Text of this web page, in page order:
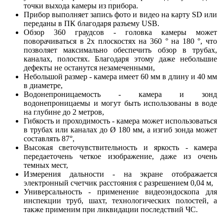
точки выхода камеры из прибора.
Прибор выполняет запись фото и видео на карту SD или
переданы в ПК благодаря разъему USB.
Обзор 360 граудсов - головка камеры может
поворачиваться в 2х плоскостях на 360 ° на 180 °, что
позволяет максимально обеспечить обзор в трубах,
каналах, полостях. Благодаря этому даже небольшие
дефекты не останутся незамеченными,
Небольшой размер - камера имеет 60 мм в длину и 40 мм
в диаметре,
Водонепроницаемость - камера и зонд
водонепроницаемы и могут быть использованы в воде
на глубине до 2 метров,
Гибкость и проходимость - камера может использоваться
в трубах или каналах до Ø 180 мм, а изгиб зонда может
составлять 87°,
Высокая светочувствительность и яркость - камера
передаеточень четкое изображение, даже из очень
темных мест,
Измерения дальности - на экране отображается
электронный счетчик расстояния с разрешением 0,04 м,
Универсальность - применение видеоэндоскопа для
инспекции труб, шахт, технологических полостей, а
также применим при ликвидации последствий ЧС.